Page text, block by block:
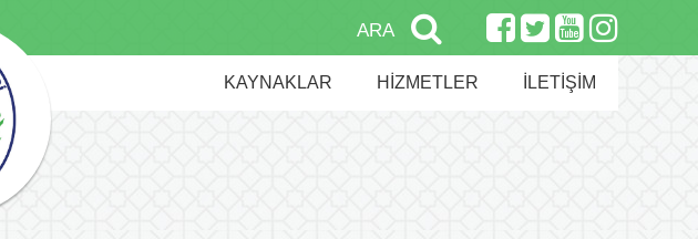
ARA
KAYNAKLAR HİZMETLER İLETİŞİM